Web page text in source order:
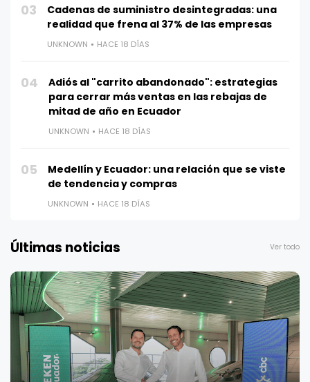
03
Cadenas de suministro desintegradas: una
realidad que frena al 37% de las empresas
UNKNOWN HACE 18 DÍAS
04
Adiós al "carrito abandonado": estrategias
para cerrar más ventas en las rebajas de
mitad de año en Ecuador
UNKNOWN HACE 18 DÍAS
05
Medellín y Ecuador: una relación que se viste
de tendencia y compras
UNKNOWN HACE 18 DÍAS
Últimas noticias Ver todo